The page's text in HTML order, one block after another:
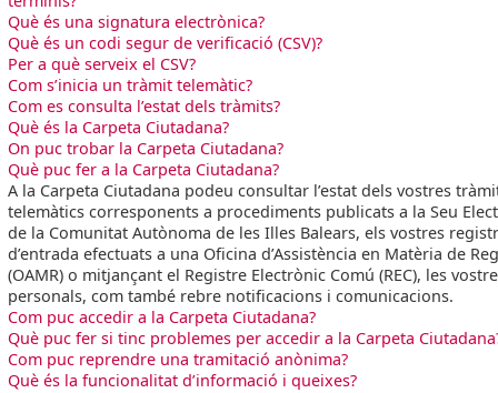
Què és una signatura electrònica?
Què és un codi segur de verificació (CSV)?
Per a què serveix el CSV?
Com s’inicia un tràmit telemàtic?
Com es consulta l’estat dels tràmits?
Què és la Carpeta Ciutadana?
On puc trobar la Carpeta Ciutadana?
Què puc fer a la Carpeta Ciutadana?
A la Carpeta Ciutadana podeu consultar l’estat dels vostres
telemàtics corresponents a procediments publicats a la Seu
de la Comunitat Autònoma de les Illes Balears, els vostres
d’entrada efectuats a una Oficina d’Assistència en Matèria de
(OAMR) o mitjançant el Registre Electrònic Comú (REC), les
personals, com també rebre notificacions i comunicacions.
Com puc accedir a la Carpeta Ciutadana?
Què puc fer si tinc problemes per accedir a la Carpeta
Com puc reprendre una tramitació anònima?
Què és la funcionalitat d’informació i queixes?